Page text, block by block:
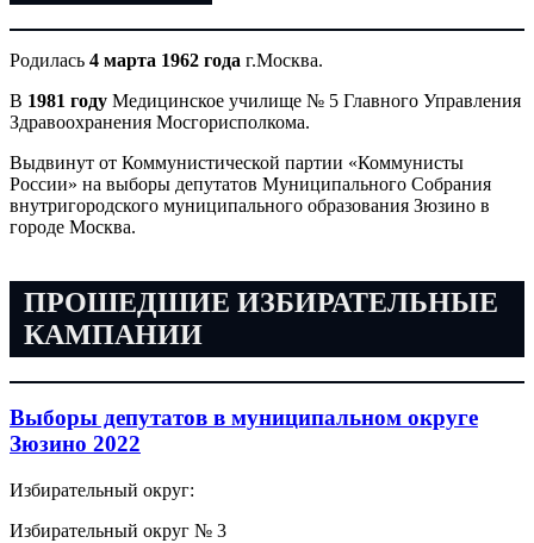
Родилась 4 марта 1962 года г.Москва.
В 1981 году Медицинское училище № 5 Главного Управления
Здравоохранения Мосгорисполкома.
Выдвинут от Коммунистической партии «Коммунисты
России» на выборы депутатов Муниципального Собрания
внутригородского муниципального образования Зюзино в
городе Москва.
ПРОШЕДШИЕ ИЗБИРАТЕЛЬНЫЕ
КАМПАНИИ
Выборы депутатов в муниципальном округе
Зюзино 2022
Избирательный округ:
Избирательный округ № 3